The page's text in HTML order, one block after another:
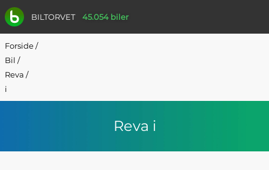
BILTORVET 45.054 biler
Forside/
Bil /
Reva /
i
Reva i